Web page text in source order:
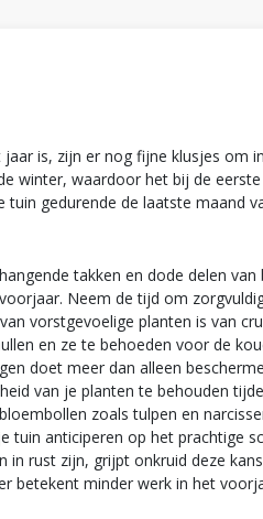
is, zijn er nog fijne klusjes
winter, waardoor het bij de
gedurende de laatste maand
takken en dode delen
Neem de tijd om
vorstgevoelige planten is van
en ze te behoeden voor de
doet meer dan alleen
van je planten te behouden
zoals tulpen en
tuin anticiperen op het prachtige
in rust zijn, grijpt onkruid deze
betekent minder werk in het